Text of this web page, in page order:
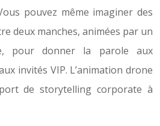
pouvez même imaginer des
deux manches, animées par un
pour donner la parole aux
invités VIP. L’animation drone
de storytelling corporate à